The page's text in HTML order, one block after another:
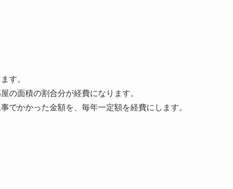
す。
の面積の割合分が経費になります。
でかかった金額を、毎年一定額を経費にします。